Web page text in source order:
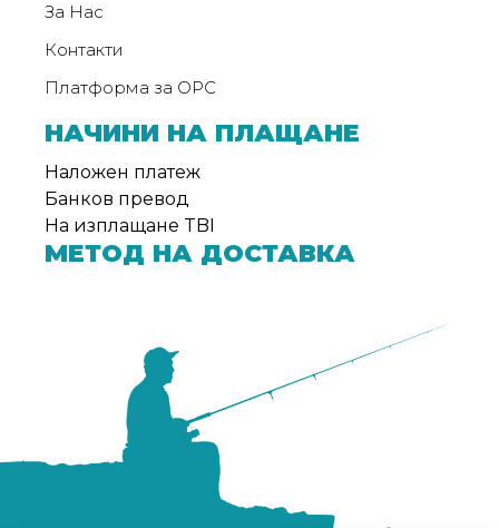
За Нас
Контакти
Платформа за ОРС
НАЧИНИ НА ПЛАЩАНЕ
Наложен платеж
Банков превод
На изплащане TBI
МЕТОД НА ДОСТАВКА